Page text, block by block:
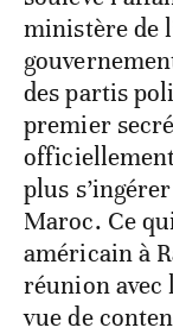
ministère de
des partis
premier
plus
Maroc. Ce
américain à
réunion avec
vue de